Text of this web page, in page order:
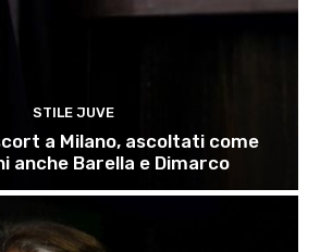
STILE JUVE
a Milano, ascoltati come
anche Barella e Dimarco